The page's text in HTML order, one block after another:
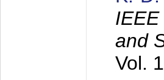
and
Vol.